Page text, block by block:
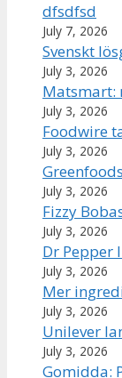
dfsdfsd
July 7, 2026
Svenskt
July 3, 2026
Matsmart:
July 3, 2026
Foodwire
July 3, 2026
July 3, 2026
Fizzy
July 3, 2026
Dr Pepper
July 3, 2026
Mer
July 3, 2026
Unilever
July 3, 2026
Gomidda: